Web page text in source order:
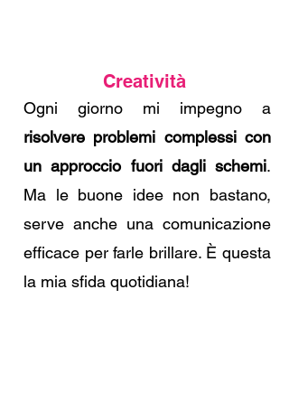
Creatività
Ogni giorno mi impegno a
risolvere problemi complessi con
un approccio fuori dagli schemi.
Ma le buone idee non bastano,
serve anche una comunicazione
efficace per farle brillare. È questa
la mia sfida quotidiana!